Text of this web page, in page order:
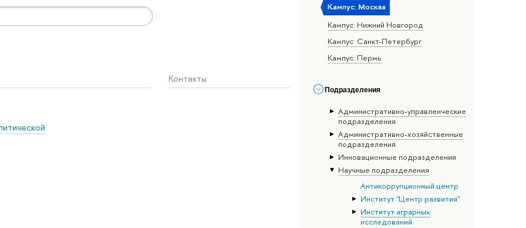
Кампус: Москва
Кампус: Нижний Новгород
Кампус: Санкт-Петербург
Кампус: Пермь
Подразделения
Административно-управленческие
подразделения
Административно-хозяйственные
подразделения
Инновационные подразделения
Научные подразделения
Антикоррупционный центр
Институт "Центр развития"
Институт аграрных
исследований
Контакты